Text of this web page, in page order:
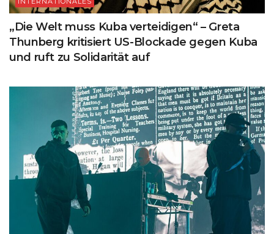
„Die Welt muss Kuba verteidigen“ – Greta
Thunberg kritisiert US-Blockade gegen Kuba
und ruft zu Solidarität auf